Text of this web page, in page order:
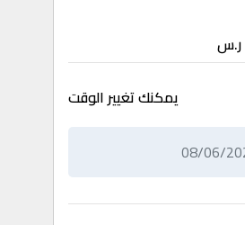
ر.س
يمكنك تغيير الوقت